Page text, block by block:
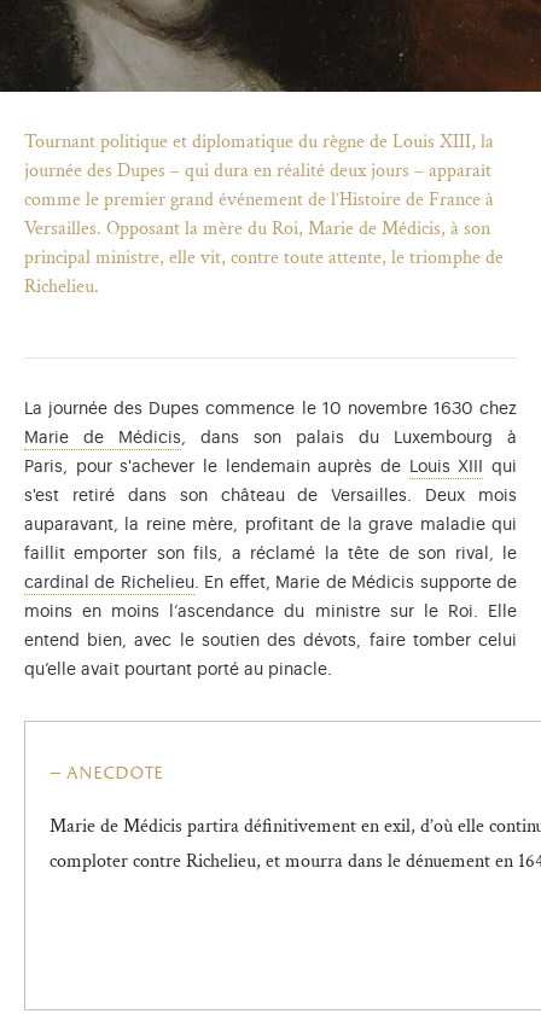
onglet)
nouvel onglet)
fenêtre modale)
de l'application (ouverture dans un nouvel onglet)
Tournant politique et diplomatique du règne de Louis XIII, la
journée des Dupes – qui dura en réalité deux jours – apparaît
comme le premier grand événement de l’Histoire de France à
Versailles. Opposant la mère du Roi, Marie de Médicis, à son
principal ministre, elle vit, contre toute attente, le triomphe de
Richelieu.
La journée des Dupes commence le 10 novembre 1630 chez
Marie de Médicis Marie de Médicis (1575-1642), fille du
, dans son palais du Luxembourg à
Paris, pour s'achever le lendemain auprès de
Louis XIII Louis
qui
s'est retiré dans son château de Versailles. Deux mois
auparavant, la reine mère, profitant de la grave maladie qui
faillit emporter son fils, a réclamé la tête de son rival, le
cardinal de RichelieuCardinal de Richelieu (1585-1642),
. En effet, Marie de Médicis supporte de
moins en moins l’ascendance du ministre sur le Roi. Elle
entend bien, avec le soutien des dévots, faire tomber celui
qu’elle avait pourtant porté au pinacle.
anecdote
Marie de Médicis partira définitivement en exil, d’où elle
comploter contre Richelieu, et mourra dans le dénuement en